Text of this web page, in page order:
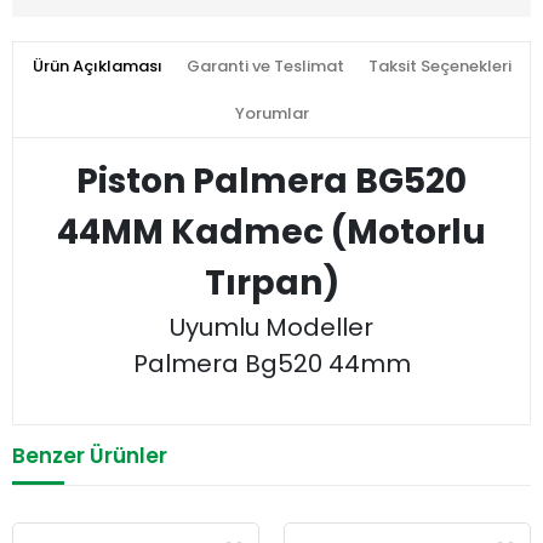
Ürün Açıklaması Garanti ve Teslimat Taksit Seçenekleri
Yorumlar
Piston Palmera BG520
44MM Kadmec (Motorlu
Tırpan)
Uyumlu Modeller
Palmera Bg520 44mm
Benzer Ürünler